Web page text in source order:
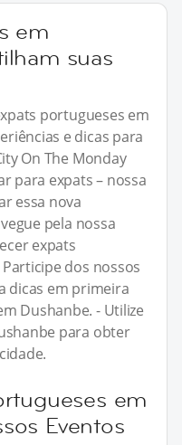
em
suas
portugueses em
e dicas para
On The Monday
para expats – nossa
essa nova
pela nossa
expats
dos nossos
dicas em primeira
Dushanbe. - Utilize
para obter
em
Eventos